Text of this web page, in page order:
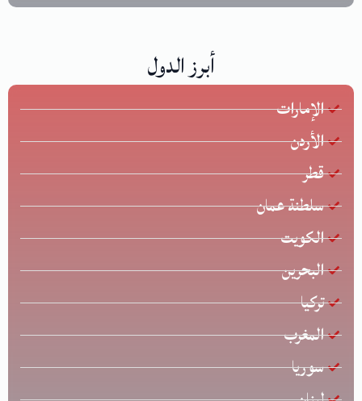
أبرز الدول
الإمارات
الأردن
قطر
سلطنة عمان
الكويت
البحرين
تركيا
المغرب
سوريا